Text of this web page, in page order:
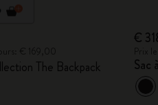
The Backpack
€
Sac